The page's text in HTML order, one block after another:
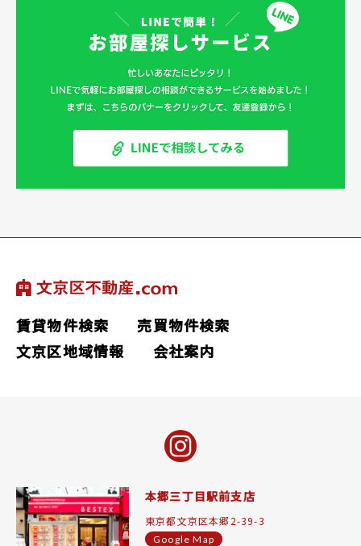
賃貸物件検索
売買物件検索
文京区地域情報
会社案内
本郷三丁目駅前支店
東京都文京区本郷2-39-3
Google Map